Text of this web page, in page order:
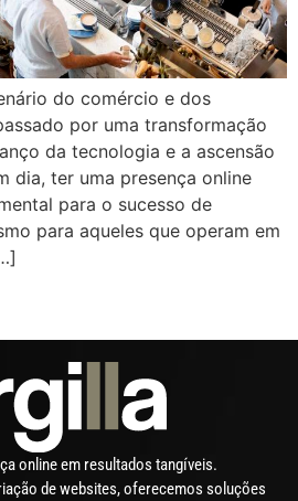
do comércio e dos
por uma transformação
da tecnologia e a ascensão
dia, ter uma presença online
para o sucesso de
para aqueles que operam em
online em resultados tangíveis.
de websites, oferecemos soluções